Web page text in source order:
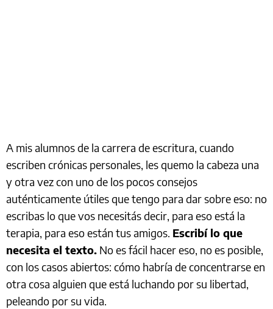
A mis alumnos de la carrera de escritura, cuando
escriben crónicas personales, les quemo la cabeza una
y otra vez con uno de los pocos consejos
auténticamente útiles que tengo para dar sobre eso: no
escribas lo que vos necesitás decir, para eso está la
terapia, para eso están tus amigos. Escribí lo que
necesita el texto. No es fácil hacer eso, no es posible,
con los casos abiertos: cómo habría de concentrarse en
otra cosa alguien que está luchando por su libertad,
peleando por su vida.